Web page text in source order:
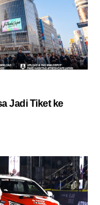
Jadi Tiket ke